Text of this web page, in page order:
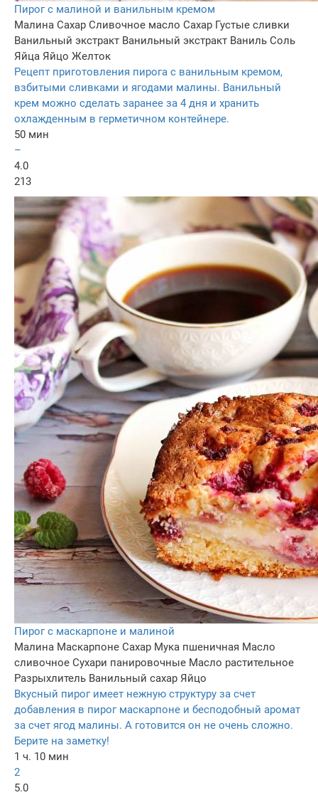
Пирог с малиной и ванильным кремом
Малина Сахар Сливочное масло Сахар Густые сливки
Ванильный экстракт Ванильный экстракт Ваниль Соль
Яйца Яйцо Желток
Рецепт приготовления пирога с ванильным кремом,
взбитыми сливками и ягодами малины. Ванильный
крем можно сделать заранее за 4 дня и хранить
охлажденным в герметичном контейнере.
50 мин
–
4.0
213
Пирог с маскарпоне и малиной
Малина Маскарпоне Сахар Мука пшеничная Масло
сливочное Сухари панировочные Масло растительное
Разрыхлитель Ванильный сахар Яйцо
Вкусный пирог имеет нежную структуру за счет
добавления в пирог маскарпоне и бесподобный аромат
за счет ягод малины. А готовится он не очень сложно.
Берите на заметку!
1 ч. 10 мин
2
5.0